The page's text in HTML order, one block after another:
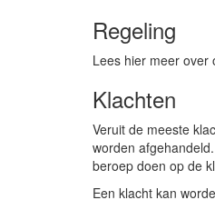
Regeling
Lees hier meer over
Klachten
Veruit de meeste
worden
beroep doen op de
Een klacht kan